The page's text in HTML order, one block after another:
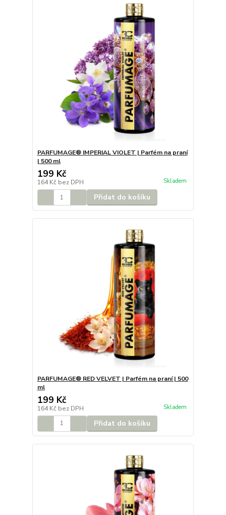
PARFUMAGE® IMPERIAL VIOLET | Parfém na praní
| 500 ml
199 Kč
164 Kč bez DPH Skladem
Přidat do košíku
PARFUMAGE® RED VELVET | Parfém na praní | 500
ml
199 Kč
164 Kč bez DPH Skladem
Přidat do košíku